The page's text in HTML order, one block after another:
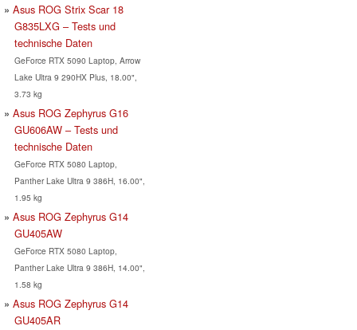
Asus ROG Strix Scar 18
G835LXG – Tests und
technische Daten
GeForce RTX 5090 Laptop, Arrow
Lake Ultra 9 290HX Plus, 18.00",
3.73 kg
Asus ROG Zephyrus G16
GU606AW – Tests und
technische Daten
GeForce RTX 5080 Laptop,
Panther Lake Ultra 9 386H, 16.00",
1.95 kg
Asus ROG Zephyrus G14
GU405AW
GeForce RTX 5080 Laptop,
Panther Lake Ultra 9 386H, 14.00",
1.58 kg
Asus ROG Zephyrus G14
GU405AR